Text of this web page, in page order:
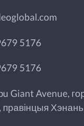
5176
5176
Giant Avenue,
Хэнань,